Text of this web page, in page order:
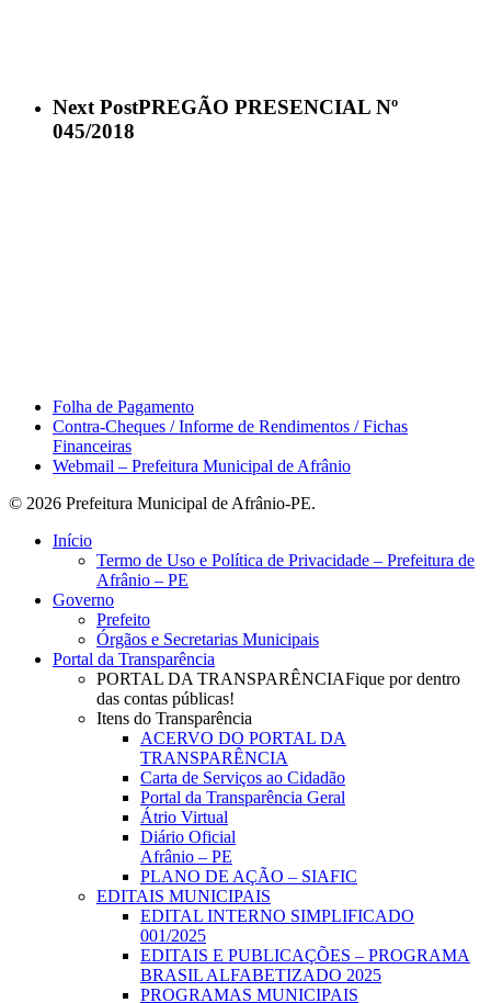
Next PostPREGÃO PRESENCIAL Nº
045/2018
Folha de Pagamento
Contra-Cheques / Informe de Rendimentos / Fichas
Financeiras
Webmail – Prefeitura Municipal de Afrânio
© 2026 Prefeitura Municipal de Afrânio-PE.
Close
Início
Termo de Uso e Política de Privacidade – Prefeitura de
Afrânio – PE
Governo
Prefeito
Órgãos e Secretarias Municipais
Portal da Transparência
PORTAL DA TRANSPARÊNCIAFique por dentro
das contas públicas!
Itens do Transparência
ACERVO DO PORTAL DA
TRANSPARÊNCIA
Carta de Serviços ao Cidadão
Portal da Transparência Geral
Átrio Virtual
Diário Oficial
Afrânio – PE
PLANO DE AÇÃO – SIAFIC
EDITAIS MUNICIPAIS
EDITAL INTERNO SIMPLIFICADO
001/2025
EDITAIS E PUBLICAÇÕES – PROGRAMA
BRASIL ALFABETIZADO 2025
PROGRAMAS MUNICIPAIS